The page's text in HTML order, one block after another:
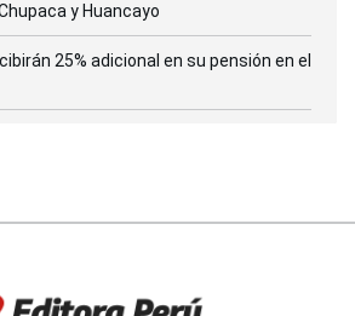
y Huancayo
25% adicional en su pensión en el